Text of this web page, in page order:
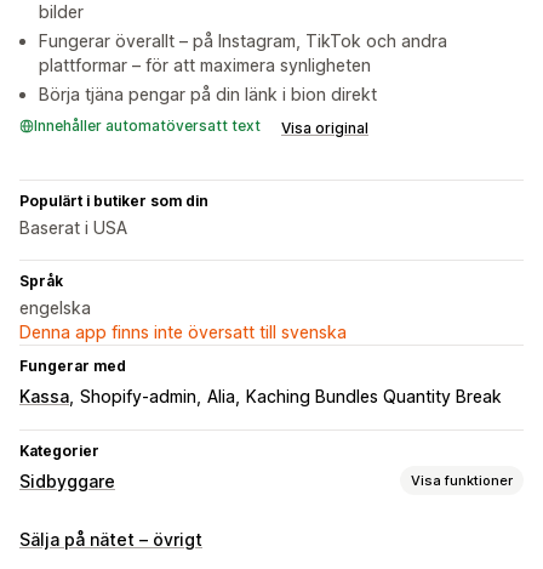
bilder
Fungerar överallt – på Instagram, TikTok och andra
plattformar – för att maximera synligheten
Börja tjäna pengar på din länk i bion direkt
Innehåller automatöversatt text Visa original
Populärt i butiker som din
Baserat i USA
Språk
engelska
Denna app finns inte översatt till svenska
Fungerar med
Kassa Shopify-admin Alia Kaching Bundles Quantity Break
Kategorier
Sidbyggare Visa funktioner
Sidtyper
Sälja på nätet – övrigt